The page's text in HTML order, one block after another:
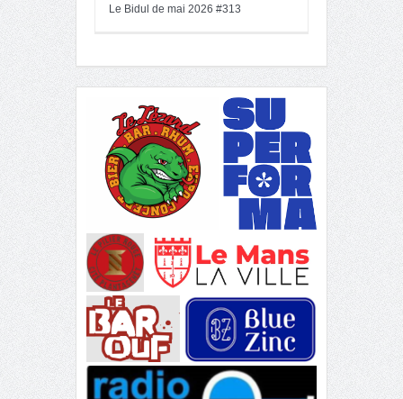
Le Bidul de mai 2026 #313